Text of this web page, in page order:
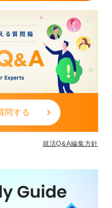
問する
就活Q&A編集方針